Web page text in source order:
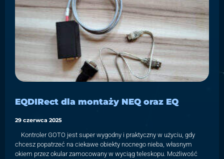
EQDIRect dla montaży NEQ oraz EQ
29 czerwca 2025
Kontroler GOTO jest super wygodny i praktyczny w użyciu, gdy
chcesz popatrzeć na ciekawe obiekty nocnego nieba, własnym
okiem przez okular zamocowany w wyciąg teleskopu. Możliwość